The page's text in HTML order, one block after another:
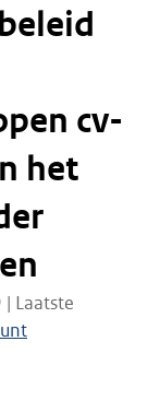
cv-
het
Laatste